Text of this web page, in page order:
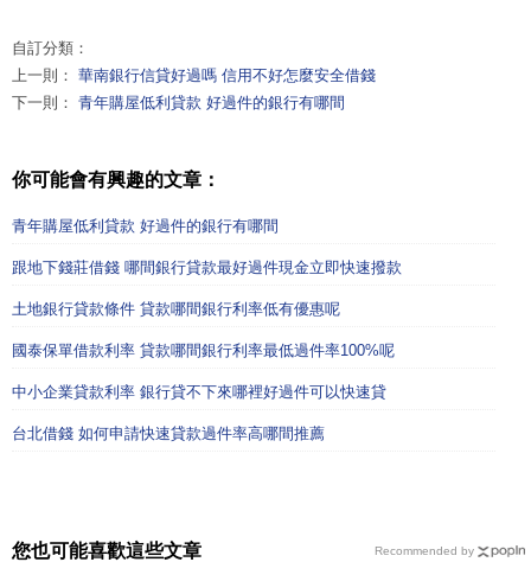
自訂分類：
上一則： 華南銀行信貸好過嗎 信用不好怎麼安全借錢
下一則： 青年購屋低利貸款 好過件的銀行有哪間
你可能會有興趣的文章：
青年購屋低利貸款 好過件的銀行有哪間
跟地下錢莊借錢 哪間銀行貸款最好過件現金立即快速撥款
土地銀行貸款條件 貸款哪間銀行利率低有優惠呢
國泰保單借款利率 貸款哪間銀行利率最低過件率100%呢
中小企業貸款利率 銀行貸不下來哪裡好過件可以快速貸
台北借錢 如何申請快速貸款過件率高哪間推薦
您也可能喜歡這些文章 Recommended by